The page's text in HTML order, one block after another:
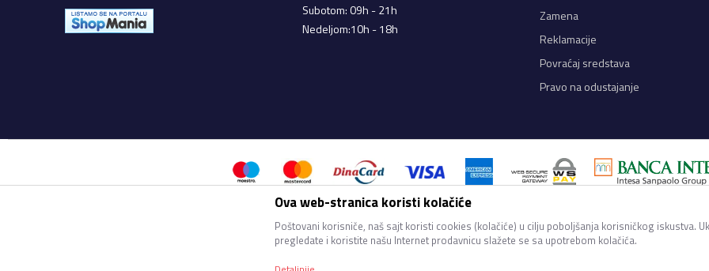
Subotom: 09h - 21h
Nedeljom:10h - 18h
Zamena
Reklamacije
Povraćaj sredstava
Pravo na odustajanje
Nastojimo da budemo što precizniji u opisu proizvoda, prikazu slika i samih cena, ali ne možemo garantovati
proveriti pozivom Call Centra na 011 4100 400.
Ova web-stranica koristi kolačiće
Poštovani korisniče, naš sajt koristi cookies (kolačiće) u cilju poboljšanja korisničkog iskustva.
pregledate i koristite našu Internet prodavnicu slažete se sa upotrebom kolačića.